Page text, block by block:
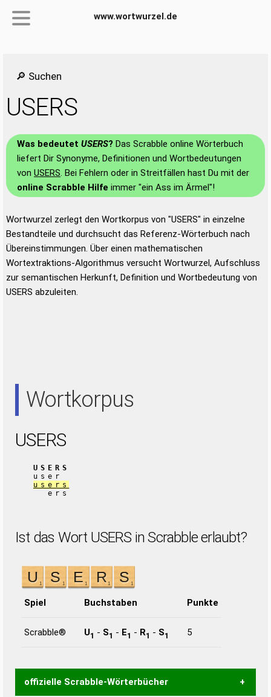
www.wortwurzel.de
🔎 Suchen
USERS
Was bedeutet USERS? Das Scrabble online Wörterbuch
liefert Dir Synonyme, Definitionen und Wortbedeutungen
von USERS. Bei Fehlern oder in Streitfällen hast Du mit der
online Scrabble Hilfe immer "ein Ass im Ärmel"!
Wortwurzel zerlegt den Wortkorpus von "USERS" in einzelne
Bestandteile und durchsucht das Referenz-Wörterbuch nach
Übereinstimmungen. Über einen mathematischen
Wortextraktions-Algorithmus versucht Wortwurzel, Aufschluss
zur semantischen Herkunft, Definition und Wortbedeutung von
USERS abzuleiten.
Wortkorpus
USERS
USERS
user
users
ers
Ist das Wort USERS in Scrabble erlaubt?
Spiel Buchstaben Punkte
Scrabble® U1 - S1 - E1 - R1 - S1 5
offizielle Scrabble-Wörterbücher